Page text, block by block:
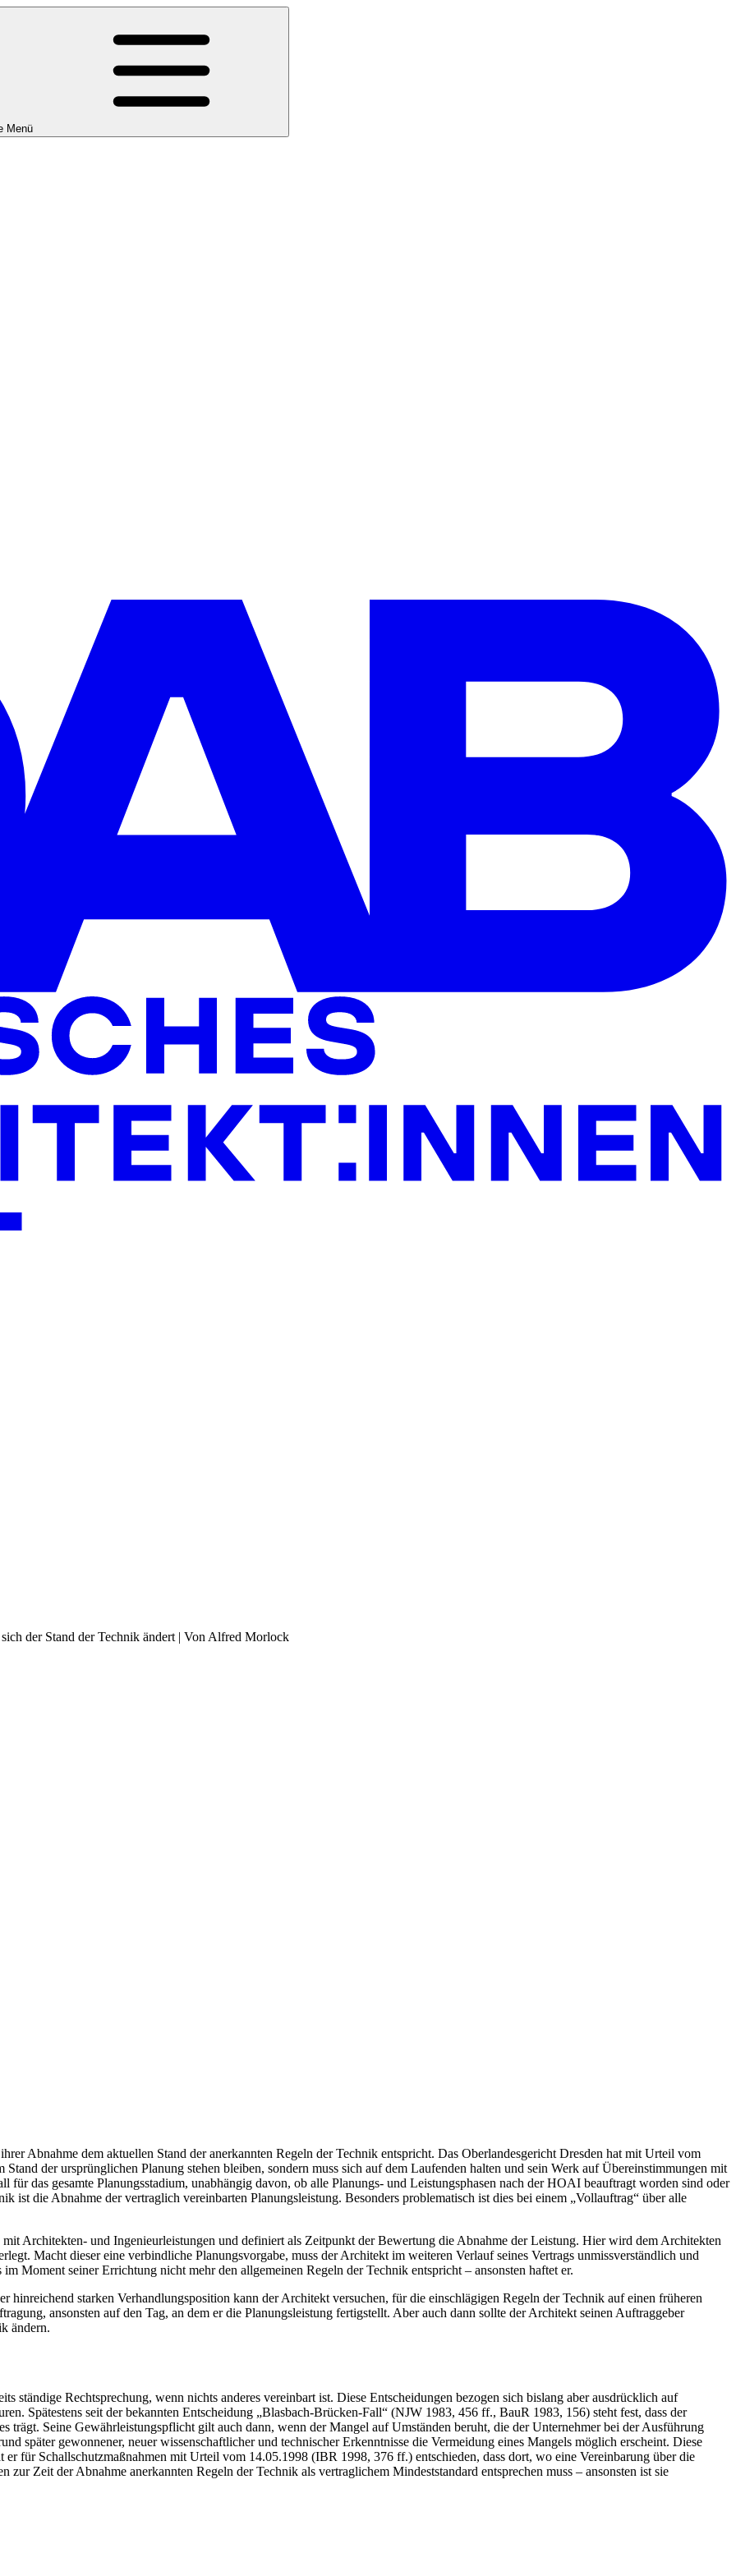
Menü
der Stand der Technik ändert | Von Alfred Morlock
Abnahme dem aktuellen Stand der anerkannten Regeln der Technik entspricht. Das Oberlandesgericht Dresden hat mit Urteil vom
der ursprünglichen Planung stehen bleiben, sondern muss sich auf dem Laufenden halten und sein Werk auf Übereinstimmungen mit
das gesamte Planungsstadium, unabhängig davon, ob alle Planungs- und Leistungsphasen nach der HOAI beauftragt worden sind oder
ist die Abnahme der vertraglich vereinbarten Planungsleistung. Besonders problematisch ist dies bei einem „Vollauftrag“ über alle
Architekten- und Ingenieurleistungen und definiert als Zeitpunkt der Bewertung die Abnahme der Leistung. Hier wird dem Architekten
Macht dieser eine verbindliche Planungsvorgabe, muss der Architekt im weiteren Verlauf seines Vertrags unmissverständlich und
Moment seiner Errichtung nicht mehr den allgemeinen Regeln der Technik entspricht – ansonsten haftet er.
hinreichend starken Verhandlungsposition kann der Architekt versuchen, für die einschlägigen Regeln der Technik auf einen früheren
ansonsten auf den Tag, an dem er die Planungsleistung fertigstellt. Aber auch dann sollte der Architekt seinen Auftraggeber
ändern.
ständige Rechtsprechung, wenn nichts anderes vereinbart ist. Diese Entscheidungen bezogen sich bislang aber ausdrücklich auf
Spätestens seit der bekannten Entscheidung „Blasbach-Brücken-Fall“ (NJW 1983, 456 ff., BauR 1983, 156) steht fest, dass der
trägt. Seine Gewährleistungspflicht gilt auch dann, wenn der Mangel auf Umständen beruht, die der Unternehmer bei der Ausführung
später gewonnener, neuer wissenschaftlicher und technischer Erkenntnisse die Vermeidung eines Mangels möglich erscheint. Diese
für Schallschutzmaßnahmen mit Urteil vom 14.05.1998 (IBR 1998, 376 ff.) entschieden, dass dort, wo eine Vereinbarung über die
Zeit der Abnahme anerkannten Regeln der Technik als vertraglichem Mindeststandard entsprechen muss – ansonsten ist sie